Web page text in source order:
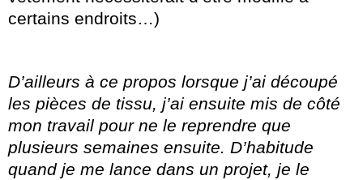
certains endroits…)
D’ailleurs à ce propos lorsque j’ai découpé
les pièces de tissu, j’ai ensuite mis de côté
mon travail pour ne le reprendre que
plusieurs semaines ensuite. D’habitude
quand je me lance dans un projet, je le